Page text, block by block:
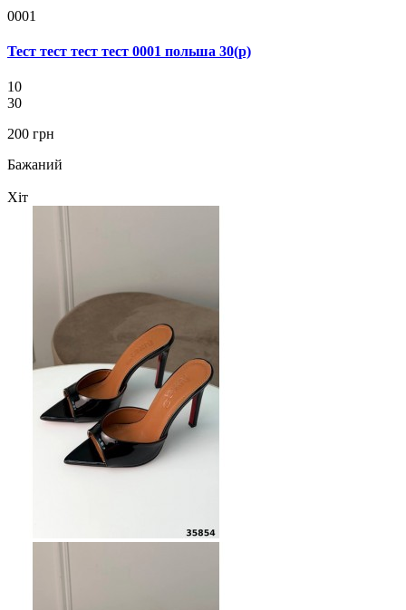
0001
Тест тест тест тест 0001 польша 30(р)
10
30
200 грн
Бажаний
Хіт